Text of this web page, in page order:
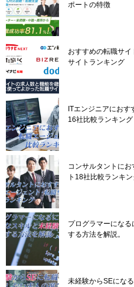
ポートの特徴
おすすめの転職サ
サイトランキング
ITエンジニアにおす
16社比較ランキング
コンサルタントに
ト18社比較ランキ
プログラマーにな
する方法を解説。
未経験からSEにな